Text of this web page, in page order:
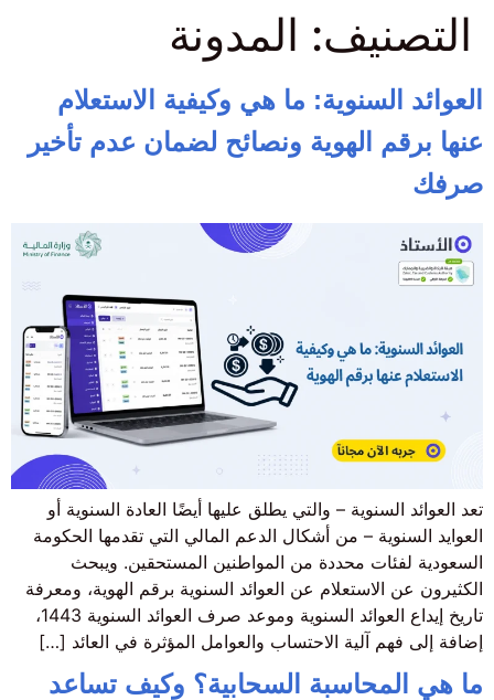
التصنيف: المدونة
العوائد السنوية: ما هي وكيفية الاستعلام
عنها برقم الهوية ونصائح لضمان عدم تأخير
صرفك
تعد العوائد السنوية – والتي يطلق عليها أيضًا العادة السنوية أو
العوايد السنوية – من أشكال الدعم المالي التي تقدمها الحكومة
السعودية لفئات محددة من المواطنين المستحقين. ويبحث
الكثيرون عن الاستعلام عن العوائد السنوية برقم الهوية، ومعرفة
تاريخ إيداع العوائد السنوية وموعد صرف العوائد السنوية 1443،
إضافة إلى فهم آلية الاحتساب والعوامل المؤثرة في العائد […]
ما هي المحاسبة السحابية؟ وكيف تساعد